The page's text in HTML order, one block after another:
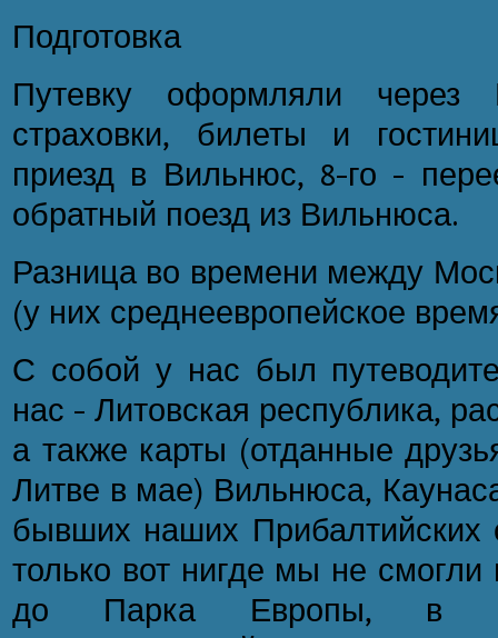
Подготовка
Путевку оформляли через
страховки, билеты и
приезд в Вильнюс, 8-го -
обратный поезд из Вильнюса.
Разница во времени между
(у них среднеевропейское
С собой у нас был
нас - Литовская республика,
а также карты (отданные
Литве в мае) Вильнюса,
бывших наших Прибалтийских
только вот нигде мы не смогли
до Парка Европы, в